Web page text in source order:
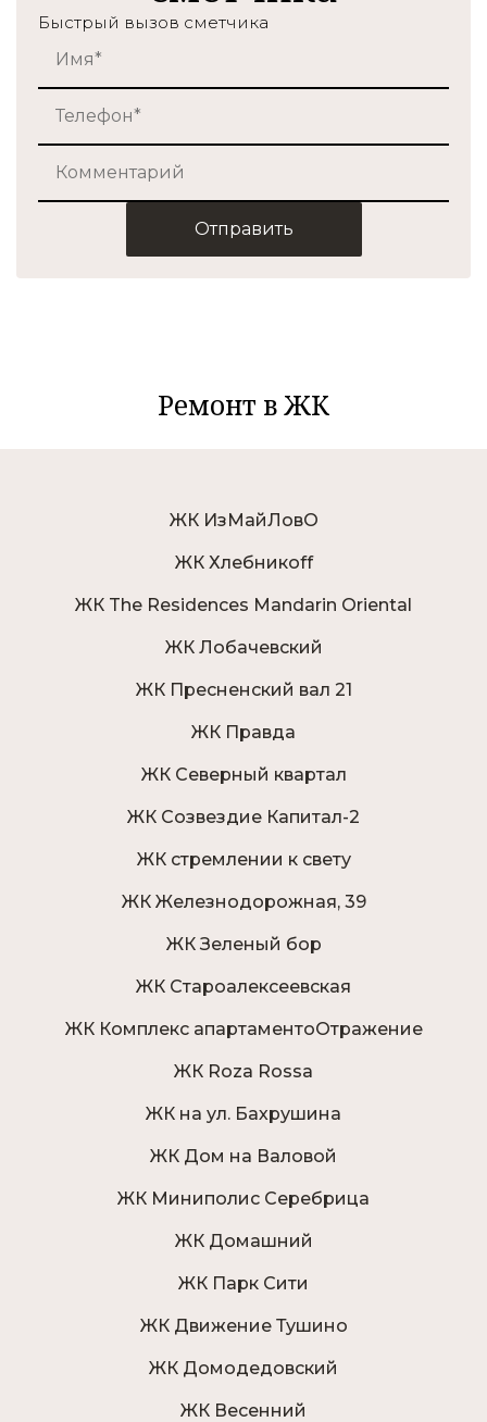
Быстрый вызов сметчика
Отправить
Ремонт в ЖК
ЖК ИзМайЛовО
ЖК Хлебникоff
ЖК The Residences Mandarin Oriental
ЖК Лобачевский
ЖК Пресненский вал 21
ЖК Правда
ЖК Северный квартал
ЖК Созвездие Капитал-2
ЖК стремлении к свету
ЖК Железнодорожная, 39
ЖК Зеленый бор
ЖК Староалексеевская
ЖК Комплекс апартаментоОтражение
ЖК Roza Rossa
ЖК на ул. Бахрушина
ЖК Дом на Валовой
ЖК Миниполис Серебрица
ЖК Домашний
ЖК Парк Сити
ЖК Движение Тушино
ЖК Домодедовский
ЖК Весенний